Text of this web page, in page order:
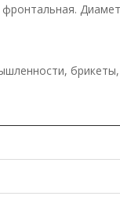
фронтальная.
брикеты,